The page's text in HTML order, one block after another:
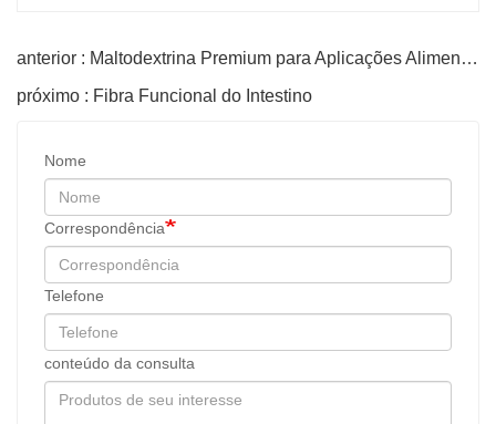
anterior : Maltodextrina Premium para Aplicações Alimentares
próximo : Fibra Funcional do Intestino
Nome
Correspondência
Telefone
conteúdo da consulta